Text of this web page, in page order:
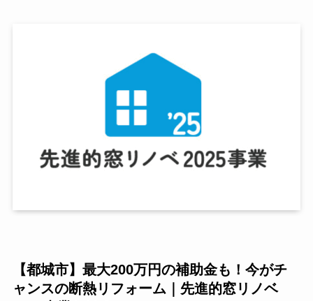
【都城市】最大200万円の補助金も！今がチ
ャンスの断熱リフォーム｜先進的窓リノベ